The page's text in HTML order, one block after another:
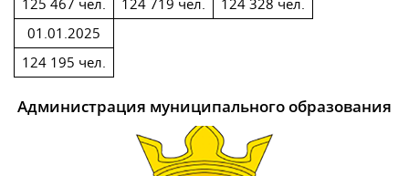
01.01.2025
124 195 чел.
Администрация муниципального образования